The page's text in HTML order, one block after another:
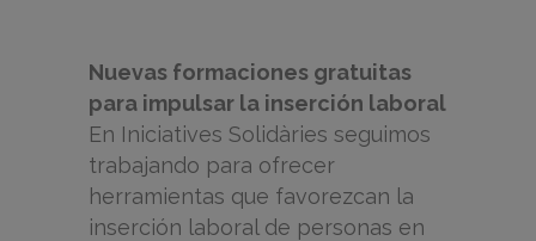
Nuevas formaciones gratuitas
para impulsar la inserción laboral
En Iniciatives Solidàries seguimos
trabajando para ofrecer
herramientas que favorezcan la
inserción laboral de personas en